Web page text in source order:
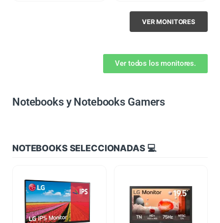
VER MONITORES
Ver todos los monitores.
Notebooks y Notebooks Gamers
NOTEBOOKS SELECCIONADAS 💻